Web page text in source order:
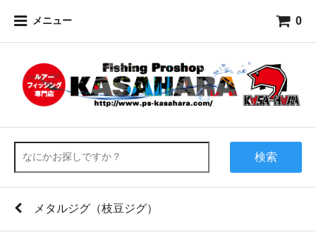
メニュー 0
検索
メタルジグ（枝豆ジグ）